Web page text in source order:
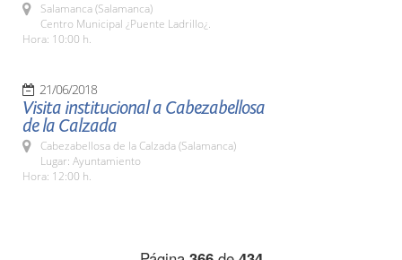
Salamanca (Salamanca)
Centro Municipal ¿Puente Ladrillo¿.
Hora: 10:00 h.
21/06/2018
Visita institucional a Cabezabellosa
de la Calzada
Cabezabellosa de la Calzada (Salamanca)
Lugar: Ayuntamiento
Hora: 12:00 h.